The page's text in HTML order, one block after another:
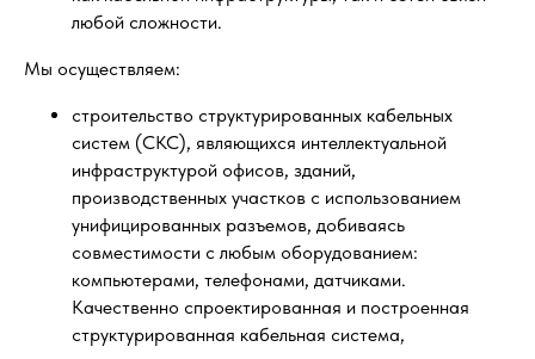
любой сложности.
Мы осуществляем:
строительство структурированных кабельных
систем (СКС), являющихся интеллектуальной
инфраструктурой офисов, зданий,
производственных участков с использованием
унифицированных разъемов, добиваясь
совместимости с любым оборудованием:
компьютерами, телефонами, датчиками.
Качественно спроектированная и построенная
структурированная кабельная система,